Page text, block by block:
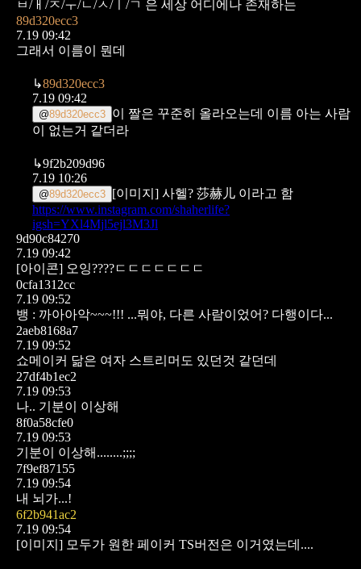
ㅂ/ㅐ/ㅈ/ㅜ/ㄴ/ㅅ/ㅣ/ㄱ 은 세상 어디에나 존재하는
89d320ecc3
7.19 09:42
그래서 이름이 뭔데
↳89d320ecc3
7.19 09:42
@89d320ecc3 이 짤은 꾸준히 올라오는데 이름 아는 사람
이 없는거 같더라
↳9f2b209d96
7.19 10:26
@89d320ecc3 [이미지] 사헬? 莎赫儿 이라고 함
https://www.instagram.com/shaherlife?
igsh=YXl4Mjl5ejl3M3Jl
9d90c84270
7.19 09:42
[아이콘] 오잉????ㄷㄷㄷㄷㄷㄷㄷ
0cfa1312cc
7.19 09:52
뱅 : 까아아악~~~!!! ...뭐야, 다른 사람이었어? 다행이다...
2aeb8168a7
7.19 09:52
쇼메이커 닮은 여자 스트리머도 있던것 같던데
27df4b1ec2
7.19 09:53
나.. 기분이 이상해
8f0a58cfe0
7.19 09:53
기분이 이상해........;;;;
7f9ef87155
7.19 09:54
내 뇌가...!
6f2b941ac2
7.19 09:54
[이미지] 모두가 원한 페이커 TS버전은 이거였는데....